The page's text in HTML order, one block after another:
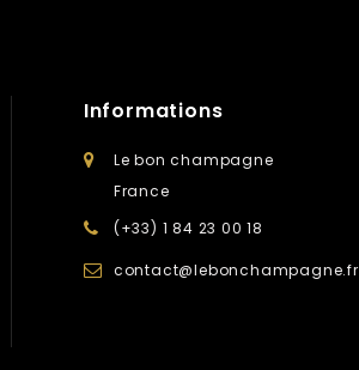
Informations
Le bon champagne
France
(+33) 1 84 23 00 18
contact@lebonchampagne.fr